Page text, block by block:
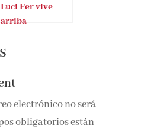
Luci Fer vive
arriba
electrónico no será
obligatorios están